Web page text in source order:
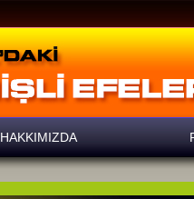
HAKKIMIZDA